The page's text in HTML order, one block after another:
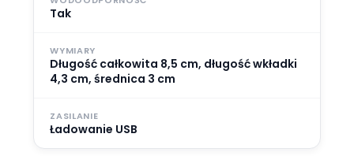
Tak
WYMIARY
Długość całkowita 8,5 cm, długość wkładki
4,3 cm, średnica 3 cm
ZASILANIE
Ładowanie USB